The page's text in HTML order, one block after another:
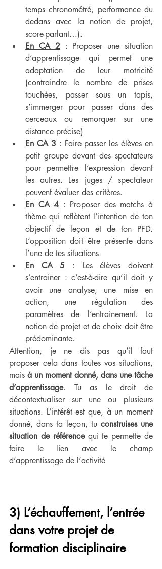
temps chronométré, performance du
dedans avec la notion de projet,
score-parlant…).
En CA 2 : Proposer une situation
d’apprentissage qui permet une
adaptation de leur motricité
(contraindre le nombre de prises
touchées, passer sous un tapis,
s’immerger pour passer dans des
cerceaux ou remorquer sur une
distance précise)
En CA 3 : Faire passer les élèves en
petit groupe devant des spectateurs
pour permettre l’expression devant
les autres. Les juges / spectateur
peuvent évaluer des critères.
En CA 4 : Proposer des matchs à
thème qui reflètent l’intention de ton
objectif de leçon et de ton PFD.
L’opposition doit être présente dans
l’une de tes situations.
En CA 5 : Les élèves doivent
s’entrainer : c’est-à-dire qu’il doit y
avoir une analyse, une mise en
action, une régulation des
paramètres de l’entrainement. La
notion de projet et de choix doit être
prédominante.
Attention, je ne dis pas qu’il faut
proposer cela dans toutes vos situations,
mais à un moment donné, dans une tâche
d’apprentissage. Tu as le droit de
décontextualiser sur une ou plusieurs
situations. L’intérêt est que, à un moment
donné, dans ta leçon, tu construises une
situation de référence qui te permette de
faire le lien avec le champ
d’apprentissage de l’activité
3) L’échauffement, l’entrée
dans votre projet de
formation disciplinaire